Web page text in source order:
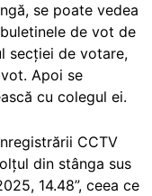
se poate vedea
de vot de
secției de votare,
Apoi se
cu colegul ei.
CCTV
din stânga sus
14.48”, ceea ce